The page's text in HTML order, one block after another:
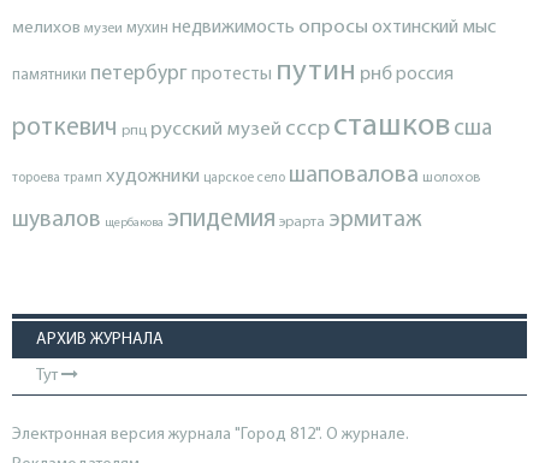
мелихов музеи мухин недвижимость опросы охтинский мыс
памятники петербургпротесты путин рнброссия
роткевич рпц русский музей ссср сташков сша
тороева трамп художники царское село шаповалова шолохов
шувалов щербакова эпидемия эрарта эрмитаж
АРХИВ ЖУРНАЛА
Тут
Электронная версия журнала "Город 812". О журнале.